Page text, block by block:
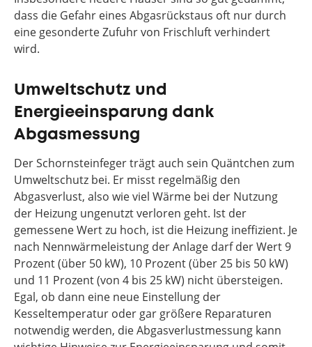
dass die Gefahr eines Abgasrückstaus oft nur durch
eine gesonderte Zufuhr von Frischluft verhindert
wird.
Umweltschutz und
Energieeinsparung dank
Abgasmessung
Der Schornsteinfeger trägt auch sein Quäntchen zum
Umweltschutz bei. Er misst regelmäßig den
Abgasverlust, also wie viel Wärme bei der Nutzung
der Heizung ungenutzt verloren geht. Ist der
gemessene Wert zu hoch, ist die Heizung ineffizient. Je
nach Nennwärmeleistung der Anlage darf der Wert 9
Prozent (über 50 kW), 10 Prozent (über 25 bis 50 kW)
und 11 Prozent (von 4 bis 25 kW) nicht übersteigen.
Egal, ob dann eine neue Einstellung der
Kesseltemperatur oder gar größere Reparaturen
notwendig werden, die Abgasverlustmessung kann